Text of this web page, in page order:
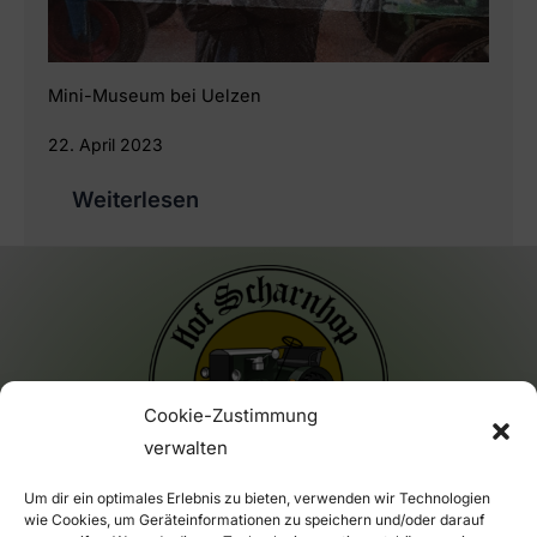
Cookie-Zustimmung
verwalten
Um dir ein optimales Erlebnis zu bieten, verwenden wir Technologien
wie Cookies, um Geräteinformationen zu speichern und/oder darauf
Mini-Museum bei Uelzen
22. April 2023
Weiterlesen